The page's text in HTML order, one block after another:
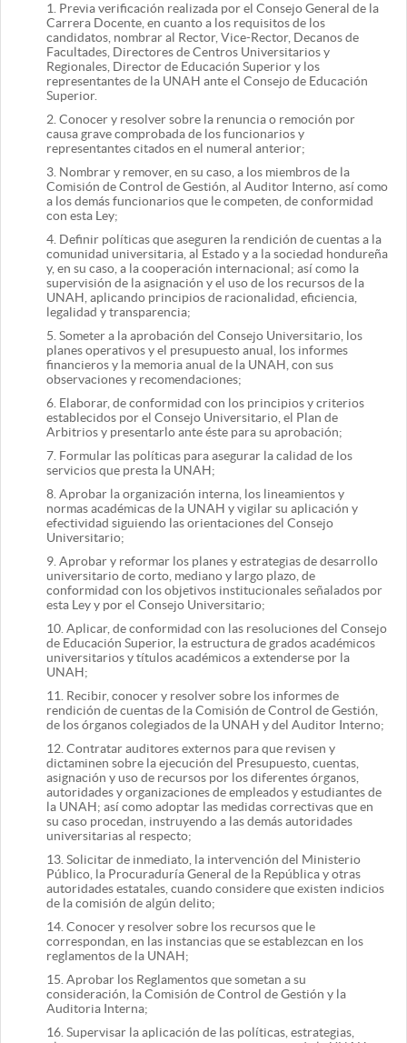
1. Previa verificación realizada por el Consejo General de la
Carrera Docente, en cuanto a los requisitos de los
candidatos, nombrar al Rector, Vice-Rector, Decanos de
Facultades, Directores de Centros Universitarios y
Regionales, Director de Educación Superior y los
representantes de la UNAH ante el Consejo de Educación
Superior.
2. Conocer y resolver sobre la renuncia o remoción por
causa grave comprobada de los funcionarios y
representantes citados en el numeral anterior;
3. Nombrar y remover, en su caso, a los miembros de la
Comisión de Control de Gestión, al Auditor Interno, así como
a los demás funcionarios que le competen, de conformidad
con esta Ley;
4. Definir políticas que aseguren la rendición de cuentas a la
comunidad universitaria, al Estado y a la sociedad hondureña
y, en su caso, a la cooperación internacional; así como la
supervisión de la asignación y el uso de los recursos de la
UNAH, aplicando principios de racionalidad, eficiencia,
legalidad y transparencia;
5. Someter a la aprobación del Consejo Universitario, los
planes operativos y el presupuesto anual, los informes
financieros y la memoria anual de la UNAH, con sus
observaciones y recomendaciones;
6. Elaborar, de conformidad con los principios y criterios
establecidos por el Consejo Universitario, el Plan de
Arbitrios y presentarlo ante éste para su aprobación;
7. Formular las políticas para asegurar la calidad de los
servicios que presta la UNAH;
8. Aprobar la organización interna, los lineamientos y
normas académicas de la UNAH y vigilar su aplicación y
efectividad siguiendo las orientaciones del Consejo
Universitario;
9. Aprobar y reformar los planes y estrategias de desarrollo
universitario de corto, mediano y largo plazo, de
conformidad con los objetivos institucionales señalados por
esta Ley y por el Consejo Universitario;
10. Aplicar, de conformidad con las resoluciones del Consejo
de Educación Superior, la estructura de grados académicos
universitarios y títulos académicos a extenderse por la
UNAH;
11. Recibir, conocer y resolver sobre los informes de
rendición de cuentas de la Comisión de Control de Gestión,
de los órganos colegiados de la UNAH y del Auditor Interno;
12. Contratar auditores externos para que revisen y
dictaminen sobre la ejecución del Presupuesto, cuentas,
asignación y uso de recursos por los diferentes órganos,
autoridades y organizaciones de empleados y estudiantes de
la UNAH; así como adoptar las medidas correctivas que en
su caso procedan, instruyendo a las demás autoridades
universitarias al respecto;
13. Solicitar de inmediato, la intervención del Ministerio
Público, la Procuraduría General de la República y otras
autoridades estatales, cuando considere que existen indicios
de la comisión de algún delito;
14. Conocer y resolver sobre los recursos que le
correspondan, en las instancias que se establezcan en los
reglamentos de la UNAH;
15. Aprobar los Reglamentos que sometan a su
consideración, la Comisión de Control de Gestión y la
Auditoria Interna;
16. Supervisar la aplicación de las políticas, estrategias,